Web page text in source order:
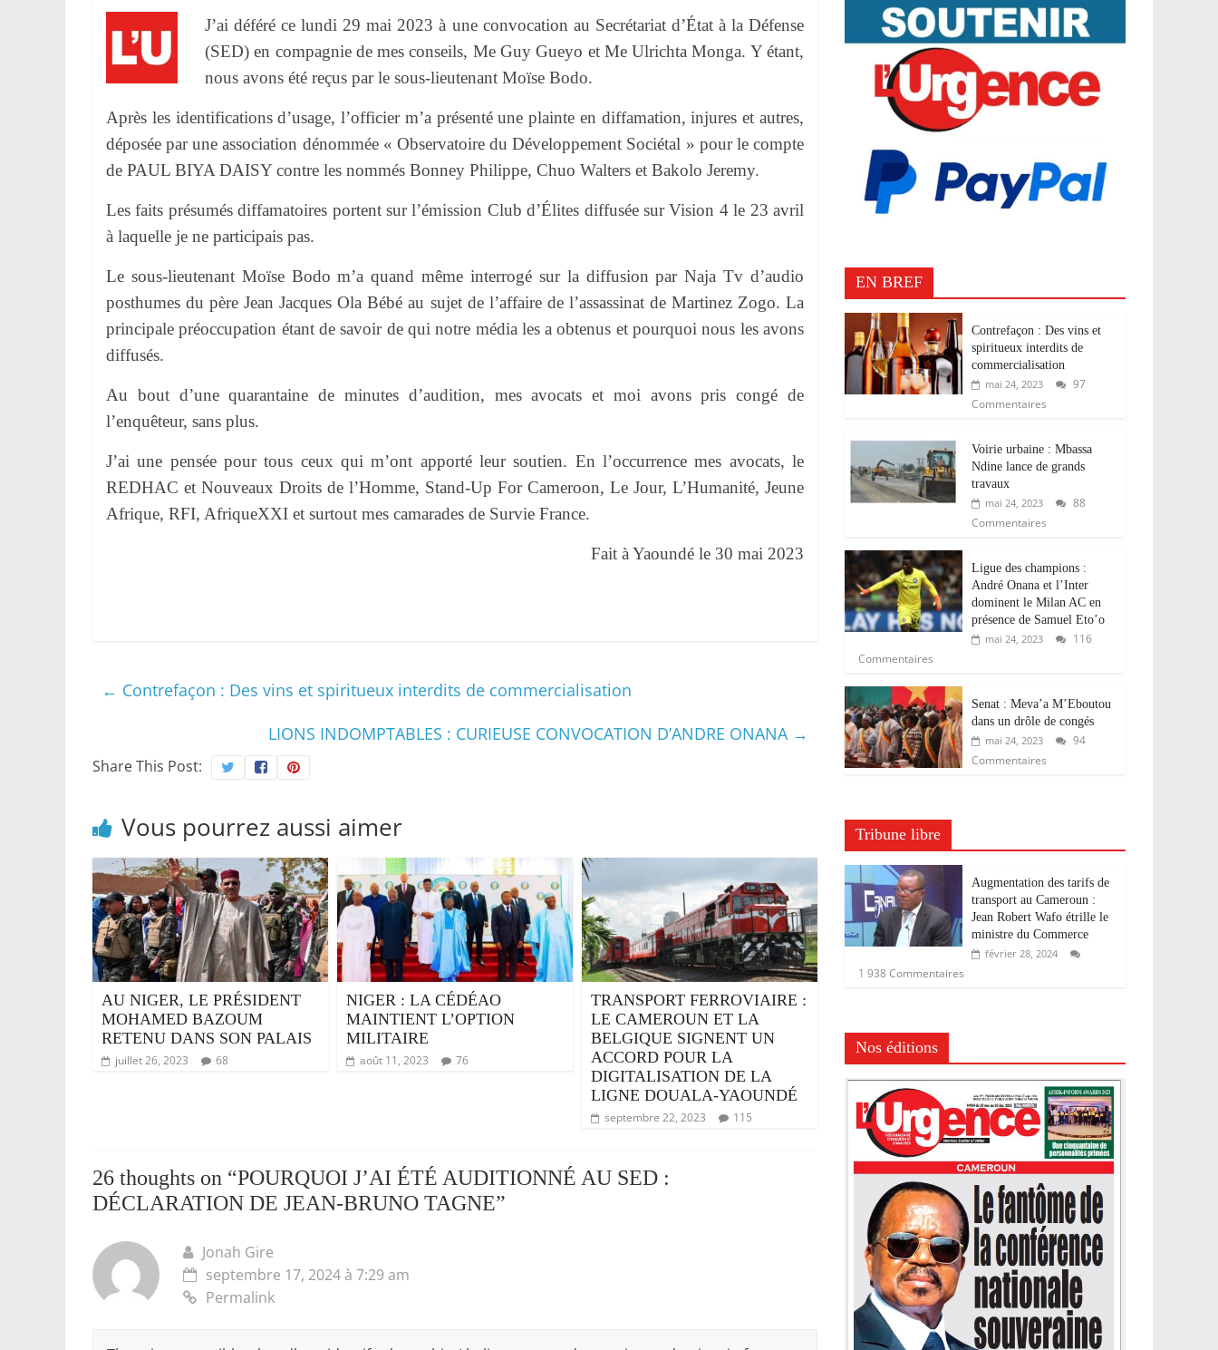
J’ai déféré ce lundi 29 mai 2023 à une convocation au Secrétariat d’État à la Défense
(SED) en compagnie de mes conseils, Me Guy Gueyo et Me Ulrichta Monga. Y étant,
nous avons été reçus par le sous-lieutenant Moïse Bodo.
Après les identifications d’usage, l’officier m’a présenté une plainte en diffamation, injures et autres,
déposée par une association dénommée « Observatoire du Développement Sociétal » pour le compte
de PAUL BIYA DAISY contre les nommés Bonney Philippe, Chuo Walters et Bakolo Jeremy.
Les faits présumés diffamatoires portent sur l’émission Club d’Élites diffusée sur Vision 4 le 23 avril
à laquelle je ne participais pas.
Le sous-lieutenant Moïse Bodo m’a quand même interrogé sur la diffusion par Naja Tv d’audio
posthumes du père Jean Jacques Ola Bébé au sujet de l’affaire de l’assassinat de Martinez Zogo. La
principale préoccupation étant de savoir de qui notre média les a obtenus et pourquoi nous les avons
diffusés.
Au bout d’une quarantaine de minutes d’audition, mes avocats et moi avons pris congé de
l’enquêteur, sans plus.
J’ai une pensée pour tous ceux qui m’ont apporté leur soutien. En l’occurrence mes avocats, le
REDHAC et Nouveaux Droits de l’Homme, Stand-Up For Cameroon, Le Jour, L’Humanité, Jeune
Afrique, RFI, AfriqueXXI et surtout mes camarades de Survie France.
Fait à Yaoundé le 30 mai 2023
← Contrefaçon : Des vins et spiritueux interdits de commercialisation
LIONS INDOMPTABLES : CURIEUSE CONVOCATION D’ANDRE ONANA →
Share This Post:
Vous pourrez aussi aimer
AU NIGER, LE PRÉSIDENT
MOHAMED BAZOUM
RETENU DANS SON PALAIS
juillet 26, 2023 68
NIGER : LA CÉDÉAO
MAINTIENT L’OPTION
MILITAIRE
août 11, 2023 76
TRANSPORT FERROVIAIRE :
LE CAMEROUN ET LA
BELGIQUE SIGNENT UN
ACCORD POUR LA
DIGITALISATION DE LA
LIGNE DOUALA-YAOUNDÉ
septembre 22, 2023 115
26 thoughts on “POURQUOI J’AI ÉTÉ AUDITIONNÉ AU SED :
DÉCLARATION DE JEAN-BRUNO TAGNE”
Jonah Gire
septembre 17, 2024 à 7:29 am
Permalink
EN BREF
Contrefaçon : Des vins et
spiritueux interdits de
commercialisation
mai 24, 2023
97
Commentaires
Voirie urbaine : Mbassa
Ndine lance de grands
travaux
mai 24, 2023
88
Commentaires
Ligue des champions :
André Onana et l’Inter
dominent le Milan AC en
présence de Samuel Eto’o
mai 24, 2023
116
Commentaires
Senat : Meva’a M’Eboutou
dans un drôle de congés
mai 24, 2023
94
Commentaires
Tribune libre
Augmentation des tarifs de
transport au Cameroun :
Jean Robert Wafo étrille le
ministre du Commerce
février 28, 2024
1 938 Commentaires
Nos éditions